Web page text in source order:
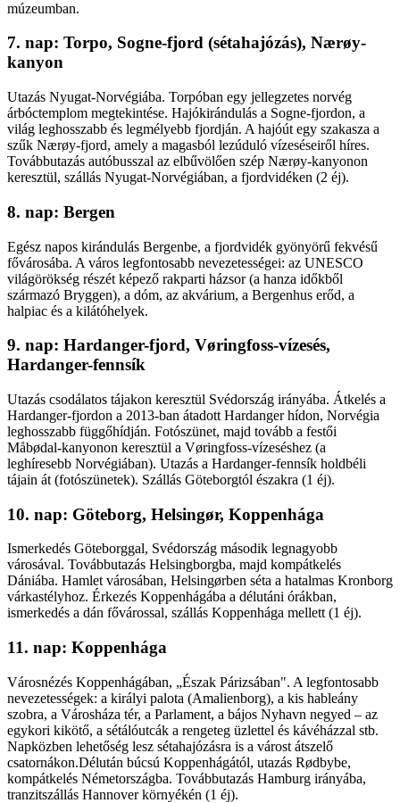
múzeumban.
7. nap: Torpo, Sogne-fjord (sétahajózás), Nærøy-
kanyon
Utazás Nyugat-Norvégiába. Torpóban egy jellegzetes norvég
árbóctemplom megtekintése. Hajókirándulás a Sogne-fjordon, a
világ leghosszabb és legmélyebb fjordján. A hajóút egy szakasza a
szűk Nærøy-fjord, amely a magasból lezúduló vízeséseiről híres.
Továbbutazás autóbusszal az elbűvölően szép Nærøy-kanyonon
keresztül, szállás Nyugat-Norvégiában, a fjordvidéken (2 éj).
8. nap: Bergen
Egész napos kirándulás Bergenbe, a fjordvidék gyönyörű fekvésű
fővárosába. A város legfontosabb nevezetességei: az UNESCO
világörökség részét képező rakparti házsor (a hanza időkből
származó Bryggen), a dóm, az akvárium, a Bergenhus erőd, a
halpiac és a kilátóhelyek.
9. nap: Hardanger-fjord, Vøringfoss-vízesés,
Hardanger-fennsík
Utazás csodálatos tájakon keresztül Svédország irányába. Átkelés a
Hardanger-fjordon a 2013-ban átadott Hardanger hídon, Norvégia
leghosszabb függőhídján. Fotószünet, majd tovább a festői
Måbødal-kanyonon keresztül a Vøringfoss-vízeséshez (a
leghíresebb Norvégiában). Utazás a Hardanger-fennsík holdbéli
tájain át (fotószünetek). Szállás Göteborgtól északra (1 éj).
10. nap: Göteborg, Helsingør, Koppenhága
Ismerkedés Göteborggal, Svédország második legnagyobb
városával. Továbbutazás Helsingborgba, majd kompátkelés
Dániába. Hamlet városában, Helsingørben séta a hatalmas Kronborg
várkastélyhoz. Érkezés Koppenhágába a délutáni órákban,
ismerkedés a dán fővárossal, szállás Koppenhága mellett (1 éj).
11. nap: Koppenhága
Városnézés Koppenhágában, „Észak Párizsában". A legfontosabb
nevezetességek: a királyi palota (Amalienborg), a kis hableány
szobra, a Városháza tér, a Parlament, a bájos Nyhavn negyed – az
egykori kikötő, a sétálóutcák a rengeteg üzlettel és kávéházzal stb.
Napközben lehetőség lesz sétahajózásra is a várost átszelő
csatornákon.Délután búcsú Koppenhágától, utazás Rødbybe,
kompátkelés Németországba. Továbbutazás Hamburg irányába,
tranzitszállás Hannover környékén (1 éj).